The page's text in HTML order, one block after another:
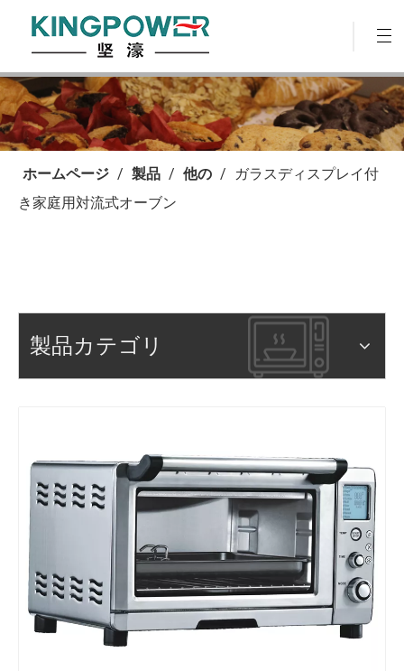
ホームページ / 製品 / 他の /
ガラスディスプレイ付
き家庭用対流式オーブン
製品カテゴリ